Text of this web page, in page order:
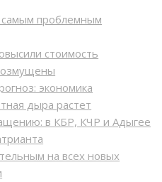
самым проблемным
стоимость
экономика
дыра растет
в КБР, КЧР и Адыгее
на всех новых